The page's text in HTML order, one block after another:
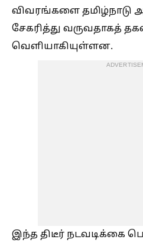
விவரங்களை தமிழ்நாடு
சேகரித்து வருவதாகத்
வெளியாகியுள்ளன.
இந்த திடீர் நடவடிக்கை